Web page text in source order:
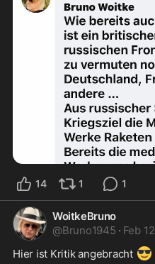
14 1 1
WoitkeBruno
@Bruno1945 · Feb 12
Hier ist Kritik angebracht 😎